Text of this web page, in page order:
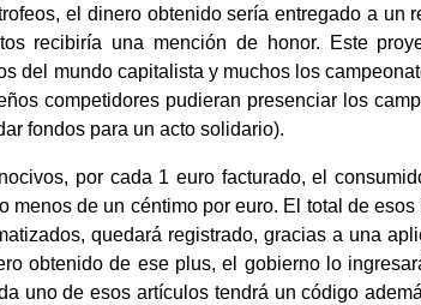
el dinero obtenido sería entregado a un
recibiría una mención de honor. Este
del mundo capitalista y muchos los
competidores pudieran presenciar los
fondos para un acto solidario).
por cada 1 euro facturado, el
menos de un céntimo por euro. El total de
quedará registrado, gracias a una
obtenido de ese plus, el gobierno lo
uno de esos artículos tendrá un código